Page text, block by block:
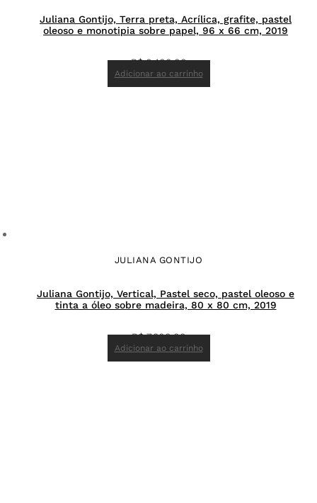
Juliana Gontijo, Terra preta, Acrílica, grafite, pastel
oleoso e monotipia sobre papel, 96 x 66 cm, 2019
R$6.400,00
Adicionar ao carrinho
JULIANA GONTIJO
Juliana Gontijo, Vertical, Pastel seco, pastel oleoso e
tinta a óleo sobre madeira, 80 x 80 cm, 2019
R$7.800,00
Adicionar ao carrinho